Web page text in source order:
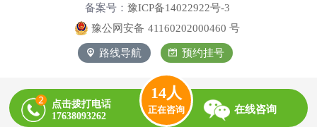
备案号： 豫ICP备14022922号-3
豫公网安备 41160202000460 号
路线导航 预约挂号
点击拨打电话
17638093262
在线咨询
14人
正在咨询